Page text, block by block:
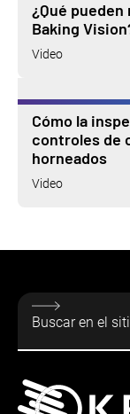
¿Qué
Baking
Video
Cómo la
controles de
horneados
Video